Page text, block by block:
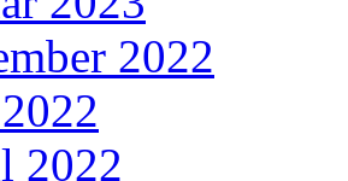
2022
2022